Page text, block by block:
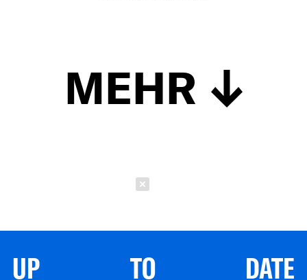
MEHR
UP TO DATE